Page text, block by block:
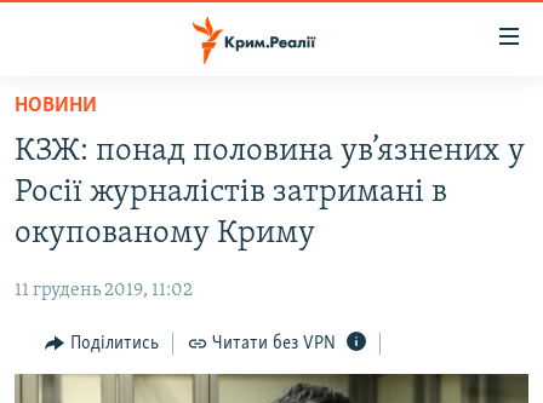
Перейти
основного
матеріалу
до
основної
навігації
Перейти
до
ВІДЕО ТА ФОТО
БЛОГИ
ПОГЛЯД
ІНТЕРВ'Ю
НОВИНИ
КЗЖ: понад половина ув’язнених у
Росії журналістів затримані в
окупованому Криму
11 грудень 2019, 11:02
Поділитись Читати без VPN